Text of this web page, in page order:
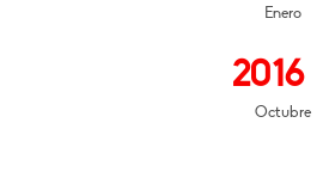
Enero
2016
Octubre